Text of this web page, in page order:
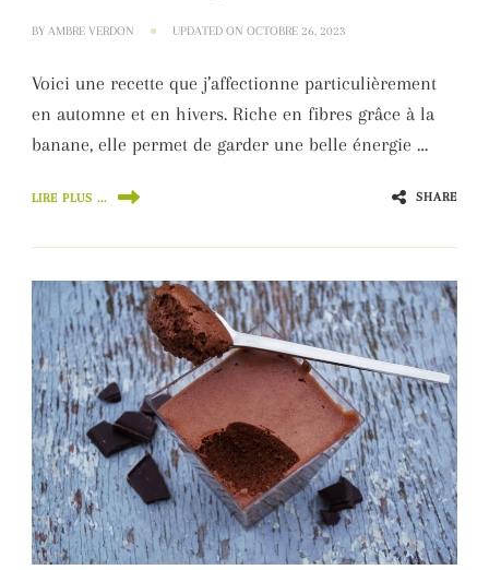
BY AMBRE VERDON UPDATED ON OCTOBRE 26, 2023
Voici une recette que j’affectionne particulièrement
en automne et en hivers. Riche en fibres grâce à la
banane, elle permet de garder une belle énergie …
LIRE PLUS ... SHARE